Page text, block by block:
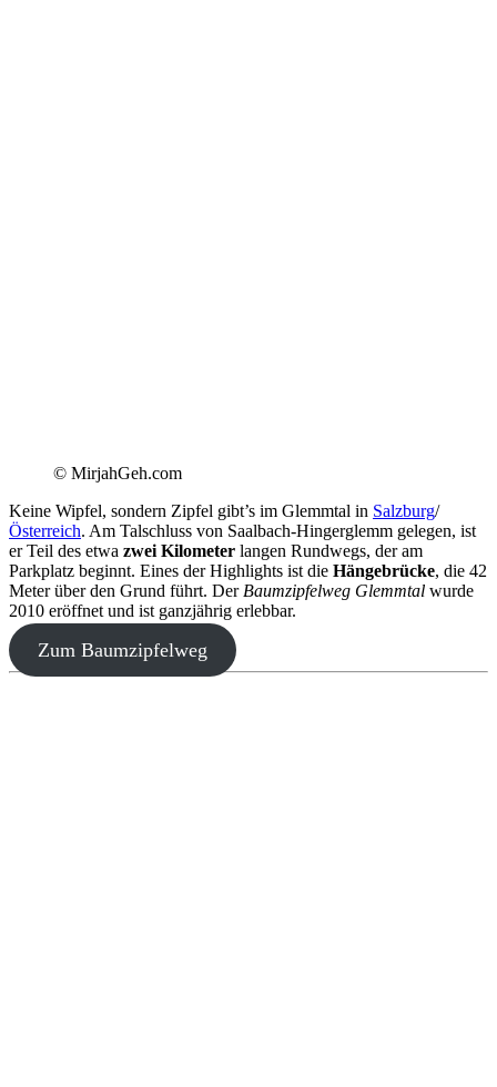
© MirjahGeh.com
Keine Wipfel, sondern Zipfel gibt’s im Glemmtal in Salzburg/
Österreich. Am Talschluss von Saalbach-Hingerglemm gelegen, ist
er Teil des etwa zwei Kilometer langen Rundwegs, der am
Parkplatz beginnt. Eines der Highlights ist die Hängebrücke, die 42
Meter über den Grund führt. Der Baumzipfelweg Glemmtal wurde
2010 eröffnet und ist ganzjährig erlebbar.
Zum Baumzipfelweg